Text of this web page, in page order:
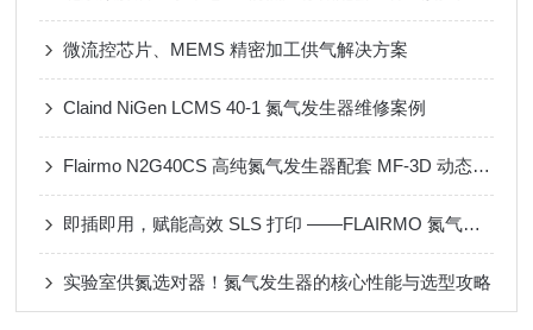
微流控芯片、MEMS 精密加工供气解决方案
Claind NiGen LCMS 40-1 氮气发生器维修案例
Flairmo N2G40CS 高纯氮气发生器配套 MF-3D 动态配气装置应用案例
即插即用，赋能高效 SLS 打印 ——FLAIRMO 氮气发生器应用成功案例
实验室供氮选对器！氮气发生器的核心性能与选型攻略